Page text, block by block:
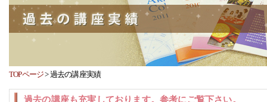
TOPページ>過去の講座実績
過去の講座も充実しております。参考にご覧下さい。